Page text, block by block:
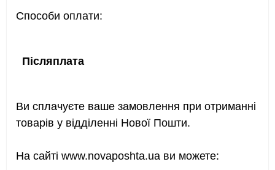
Способи оплати:
Післяплата
Ви сплачуєте ваше замовлення при отриманні
товарів у відділенні Нової Пошти.
На сайтіwww.novaposhta.ua ви можете: